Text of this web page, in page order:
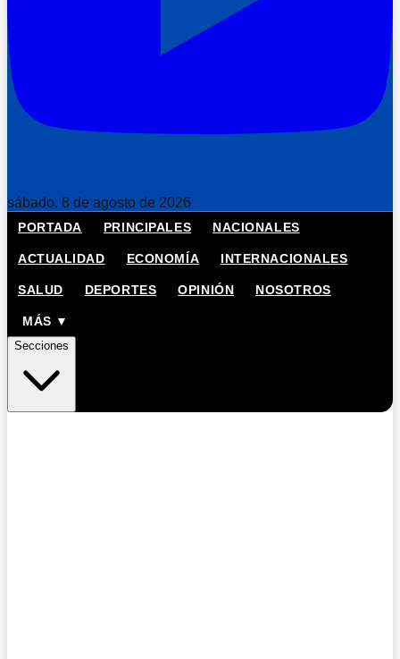
sábado, 8 de agosto de 2026
PORTADA PRINCIPALES NACIONALES
ACTUALIDAD ECONOMÍA INTERNACIONALES
SALUD DEPORTES OPINIÓN NOSOTROS
MÁS ▼
Secciones